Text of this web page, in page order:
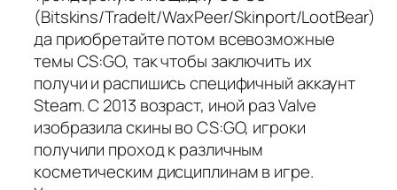
(Bitskins/TradeIt/WaxPeer/Skinport/LootBear)
да приобретайте потом всевозможные
темы CS:GO, так чтобы заключить их
получи и распишись специфичный аккаунт
Steam. С 2013 возраст, иной раз Valve
изобразила скины во CS:GO, игроки
получили проход к различным
косметическим дисциплинам в игре.